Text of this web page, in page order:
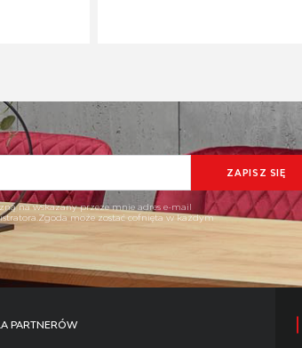
na wskazany przeze mnie adres e-mail
może zostać cofnięta w każdym
PARTNERÓW